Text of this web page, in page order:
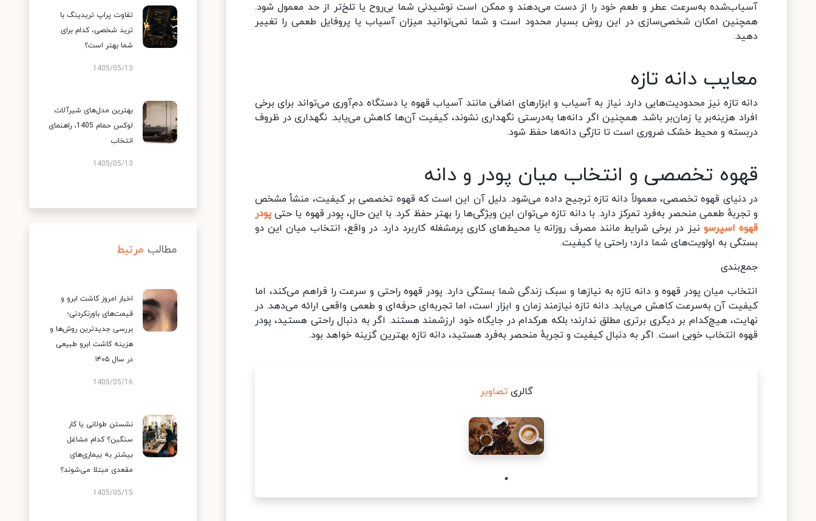
آسیاب‌شده به‌سرعت عطر و طعم خود را از دست می‌دهند و ممکن است نوشیدنی شما بی‌روح یا تلخ‌تر از حد معمول شود.
همچنین امکان شخصی‌سازی در این روش بسیار محدود است و شما نمی‌توانید میزان آسیاب یا پروفایل طعمی را تغییر
دهید.
معایب دانه تازه
دانه تازه نیز محدودیت‌هایی دارد. نیاز به آسیاب و ابزارهای اضافی مانند آسیاب قهوه یا دستگاه دم‌آوری می‌تواند برای برخی
افراد هزینه‌بر یا زمان‌بر باشد. همچنین اگر دانه‌ها به‌درستی نگهداری نشوند، کیفیت آن‌ها کاهش می‌یابد. نگهداری در ظروف
دربسته و محیط خشک ضروری است تا تازگی دانه‌ها حفظ شود.
قهوه تخصصی و انتخاب میان پودر و دانه
در دنیای قهوه تخصصی، معمولاً دانه تازه ترجیح داده می‌شود. دلیل آن این است که قهوه تخصصی بر کیفیت، منشأ مشخص
و تجربهٔ طعمی منحصر به‌فرد تمرکز دارد. با دانه تازه می‌توان این ویژگی‌ها را بهتر حفظ کرد. با این حال، پودر قهوه یا حتی پودر
قهوه اسپرسو نیز در برخی شرایط مانند مصرف روزانه یا محیط‌های کاری پرمشغله کاربرد دارد. در واقع، انتخاب میان این دو
بستگی به اولویت‌های شما دارد؛ راحتی یا کیفیت.
جمع‌بندی
انتخاب میان پودر قهوه و دانه تازه به نیازها و سبک زندگی شما بستگی دارد. پودر قهوه راحتی و سرعت را فراهم می‌کند، اما
کیفیت آن به‌سرعت کاهش می‌یابد. دانه تازه نیازمند زمان و ابزار است، اما تجربه‌ای حرفه‌ای و طعمی واقعی ارائه می‌دهد. در
نهایت، هیچ‌کدام بر دیگری برتری مطلق ندارند؛ بلکه هرکدام در جایگاه خود ارزشمند هستند. اگر به دنبال راحتی هستید، پودر
قهوه انتخاب خوبی است. اگر به دنبال کیفیت و تجربهٔ منحصر به‌فرد هستید، دانه تازه بهترین گزینه خواهد بود.
گالری تصاویر
تفاوت پراپ تریدینگ با
ترید شخصی، کدام برای
شما بهتر است؟
1405/05/13
بهترین مدل‌های شیرآلات
لوکس حمام 1405، راهنمای
انتخاب
1405/05/13
مطالب مرتبط
اخبار امروز کاشت ابرو و
قیمت‌های باورنکردنی؛
بررسی جدیدترین روش‌ها و
هزینه کاشت ابرو طبیعی
در سال ۱۴۰۵
1405/05/16
نشستن طولانی یا کار
سنگین؟ کدام مشاغل
بیشتر به بیماری‌های
مقعدی مبتلا می‌شوند؟
1405/05/15